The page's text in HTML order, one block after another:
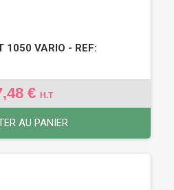
1050 VARIO - REF:
€ H.T
AU PANIER